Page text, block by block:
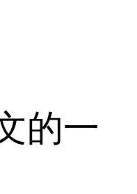
的一